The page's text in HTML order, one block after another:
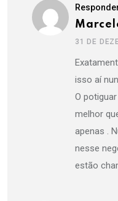
31 DE
isso aí
O
melhor
apenas .
nesse
estão